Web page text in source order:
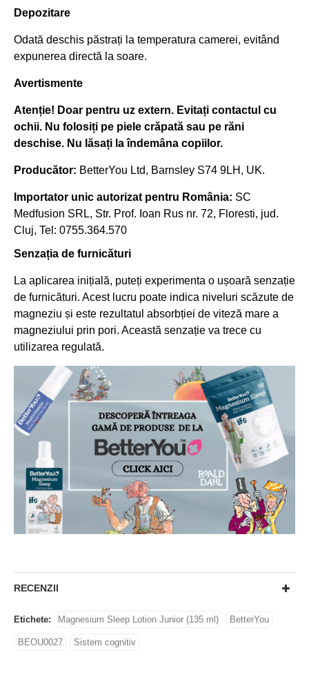
Depozitare
Odată deschis păstrați la temperatura camerei, evitând
expunerea directă la soare.
Avertismente
Atenție! Doar pentru uz extern. Evitați contactul cu
ochii. Nu folosiți pe piele crăpată sau pe răni
deschise. Nu lăsați la îndemâna copiilor.
Producător: BetterYou Ltd, Barnsley S74 9LH, UK.
Importator unic autorizat pentru România: SC
Medfusion SRL, Str. Prof. Ioan Rus nr. 72, Floresti, jud.
Cluj, Tel: 0755.364.570
Senzația de furnicături
La aplicarea inițială, puteți experimenta o ușoară senzație
de furnicături. Acest lucru poate indica niveluri scăzute de
magneziu și este rezultatul absorbției de viteză mare a
magneziului prin pori. Această senzație va trece cu
utilizarea regulată.
RECENZII
Etichete: Magnesium Sleep Lotion Junior (135 ml) BetterYou
BEOU0027 Sistem cognitiv